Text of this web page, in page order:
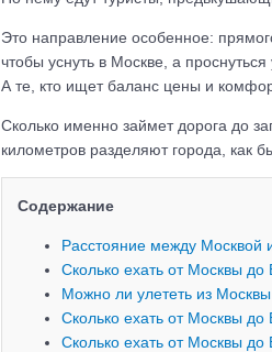
Это направление особенное:
чтобы уснуть в Москве, а
А те, кто ищет баланс цены и
Сколько именно займет дорога до
километров разделяют города, как
Содержание
Расстояние между Москвой
Сколько ехать от Москвы до
Можно ли улететь из
Сколько ехать от Москвы
Сколько ехать от Москвы до